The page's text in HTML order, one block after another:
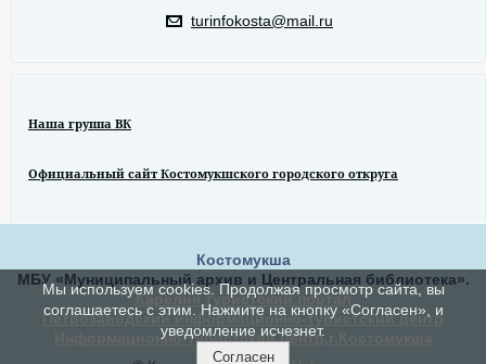
turinfokosta@mail.ru
Наша группа ВК
Официальный сайт Костомукшского городского откруга
Костомукша
МБУ «Муниципальный архив и Центральная библиотека».
Карелия туристский портал
Петрозаводский информационно-туристский центр
Информационно-туристский центр,г.Костомукша
Мы используем cookies. Продолжая просмотр сайта, вы
соглашаетесь с этим. Нажмите на кнопку «Согласен», и
уведомление исчезнет.
Согласен